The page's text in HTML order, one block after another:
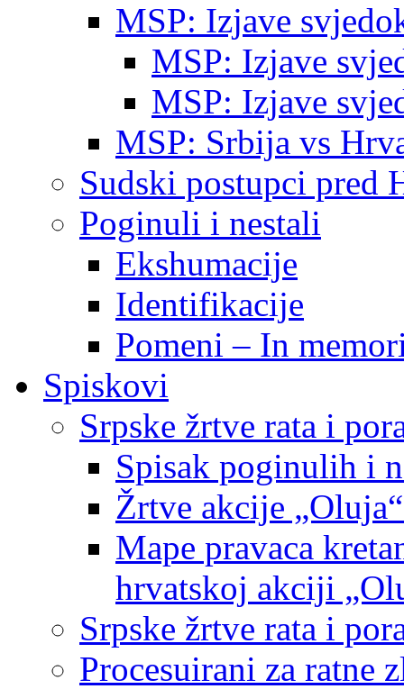
MSP: Izjave
MSP: Izjave
MSP: Izjave
MSP: Srbija vs
Sudski postupci pred
Poginuli i nestali
Ekshumacije
Identifikacije
Pomeni – In
Spiskovi
Srpske žrtve rata i
Spisak poginulih i
Žrtve akcije
Mape pravaca
hrvatskoj akciji
Srpske žrtve rata i
Procesuirani za ratne